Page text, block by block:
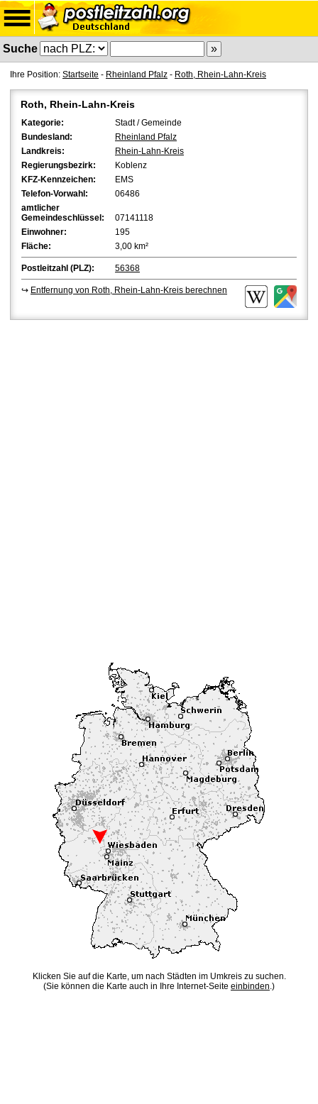
Suche
Ihre Position: Startseite - Rheinland Pfalz - Roth, Rhein-Lahn-Kreis
Roth, Rhein-Lahn-Kreis
Kategorie:
Stadt / Gemeinde
Bundesland:
Rheinland Pfalz
Landkreis:
Rhein-Lahn-Kreis
Regierungsbezirk:
Koblenz
KFZ-Kennzeichen:
EMS
Telefon-Vorwahl:
06486
amtlicher
Gemeindeschlüssel:
07141118
Einwohner:
195
Fläche:
3,00 km²
Postleitzahl (PLZ): 56368
↪ Entfernung von Roth, Rhein-Lahn-Kreis berechnen
Klicken Sie auf die Karte, um nach Städten im Umkreis zu suchen.
(Sie können die Karte auch in Ihre Internet-Seite einbinden.)